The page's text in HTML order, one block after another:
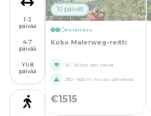
1-3
päivää
4-7
päivää
Yli 8
päivää
10 päivät
Keskitaso
Koko Malerweg-reitti
15 - 20 km per päivä
250 - 500 m nousu päivässä
€1515